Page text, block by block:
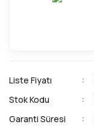
Liste Fiyatı
Stok Kodu
Garanti Süresi